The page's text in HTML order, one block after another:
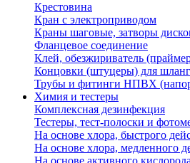
Крестовина
Кран с электроприводом
Краны шаговые, затворы
Фланцевое соединение
Клей, обезжириватель
Концовки (штуцеры) для
Трубы и фитинги НПВХ
Химия и тестеры
Комплексная дезинфекция
Тестеры, тест-полоски и
На основе хлора, быстрого
На основе хлора, медленного
На основе активного кислорода